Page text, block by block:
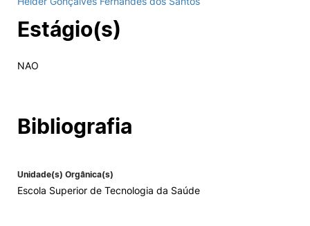
Alumni
Projetos PRR
Estágio(s)
NAO
Bibliografia
Unidade(s) Orgânica(s)
Escola Superior de Tecnologia da Saúde